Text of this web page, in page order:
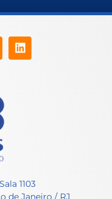
1103
de Janeiro / RJ